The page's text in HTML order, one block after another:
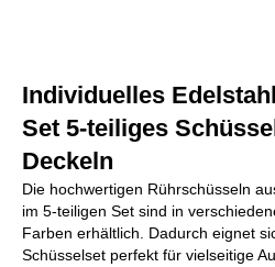
Individuelles
Set 5-teiliges
Deckeln
Die hochwertigen Rührschüsseln
im 5-teiligen Set sind in
Farben erhältlich. Dadurch eignet
Schüsselset perfekt für vielseitige